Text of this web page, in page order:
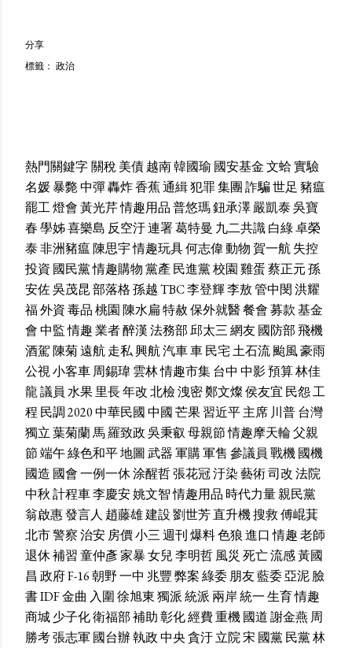
分享
標籤： 政治
熱門關鍵字關稅美債越南韓國瑜 國安基金文蛤實驗
名媛暴斃中彈轟炸香蕉通緝犯罪集團詐騙世足 豬瘟
罷工燈會黃光芹情趣用品普悠瑪鈕承澤嚴凱泰吳寶
春學姊喜樂島 反空汙連署葛特曼 九二共識白綠卓榮
泰非洲豬瘟陳思宇情趣玩具何志偉動物賀一航失控
投資 國民黨情趣購物黨產 民進黨校園雞蛋蔡正元孫
安佐吳茂昆部落格孫越TBC李登輝李敖管中閔洪耀
福外資毒品桃園陳水扁特赦保外就醫餐會募款基金
會中監情趣業者醉漢法務部邱太三網友國防部飛機
酒駕陳菊遠航走私興航汽車車民宅土石流颱風豪雨
公視小客車周錫瑋雲林情趣市集台中 中影預算林佳
龍議員 水果里長年改北檢洩密鄭文燦侯友宜 民怨工
程 民調2020中華民國中國芒果習近平主席 川普台灣
獨立葉菊蘭馬羅致政吳秉叡母親節情趣摩天輪父親
節端午綠色和平地圖武器軍購軍售 參議員 戰機國機
國造 國會一例一休涂醒哲張花冠汙染藝術司改法院
中秋計程車李慶安姚文智情趣用品 時代力量親民黨
翁啟惠發言人 趙藤雄建設劉世芳直升機搜救傅崐萁
北市警察治安房價小三週刊爆料色狼進口 情趣老師
退休補習童仲彥家暴女兒李明哲風災 死亡流感黃國
昌 政府F-16朝野一中 兆豐弊案綠委朋友藍委亞泥臉
書IDF金曲 入圍徐旭東獨派統派 兩岸統一生育情趣
商城少子化衛福部補助彰化經費重機國道謝金燕 周
勝考張志軍國台辦執政中央貪汙立院宋 國黨民黨林